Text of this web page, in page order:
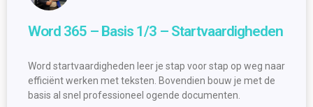
Word 365 – Basis 1/3 – Startvaardigheden
Word startvaardigheden leer je stap voor stap op weg naar
efficiënt werken met teksten. Bovendien bouw je met de
basis al snel professioneel ogende documenten.